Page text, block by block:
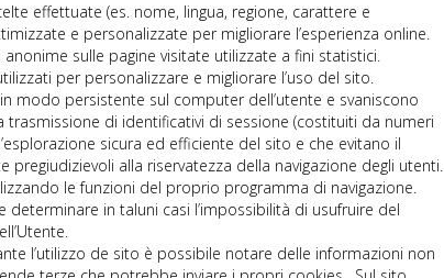
effettuate (es. nome, lingua, regione, carattere e
e personalizzate per migliorare l’esperienza online.
sulle pagine visitate utilizzate a fini statistici.
per personalizzare e migliorare l’uso del sito.
modo persistente sul computer dell’utente e svaniscono
di identificativi di sessione (costituiti da numeri
sicura ed efficiente del sito e che evitano il
alla riservatezza della navigazione degli utenti.
le funzioni del proprio programma di navigazione.
in taluni casi l’impossibilità di usufruire del
l’utilizzo de sito è possibile notare delle informazioni non